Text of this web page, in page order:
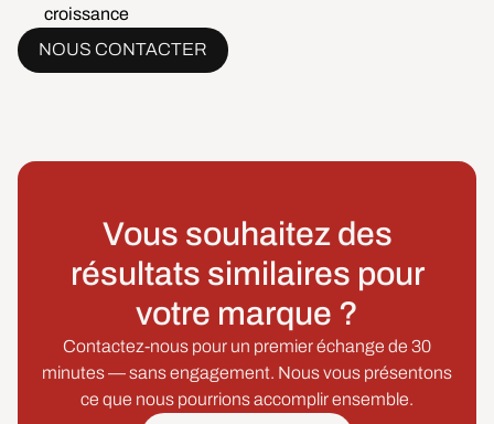
croissance
NOUS CONTACTER
Vous souhaitez des
résultats similaires pour
votre marque ?
Contactez-nous pour un premier échange de 30
minutes — sans engagement. Nous vous présentons
ce que nous pourrions accomplir ensemble.